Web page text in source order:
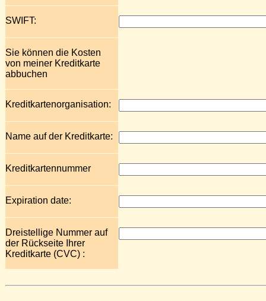
SWIFT:
Sie können die Kosten
von meiner Kreditkarte
abbuchen
Kreditkartenorganisation:
Name auf der Kreditkarte:
Kreditkartennummer
Expiration date:
Dreistellige Nummer auf
der Rückseite Ihrer
Kreditkarte (CVC) :